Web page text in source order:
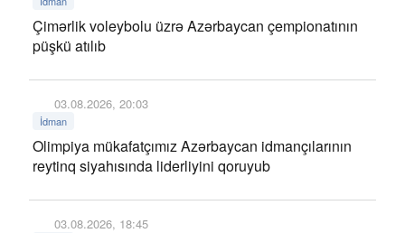
Çimərlik voleybolu üzrə Azərbaycan çempionatının
püşkü atılıb
03.08.2026, 20:03
İdman
Olimpiya mükafatçımız Azərbaycan idmançılarının
reytinq siyahısında liderliyini qoruyub
03.08.2026, 18:45